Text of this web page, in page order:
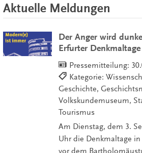
Aktuelle Meldungen
Der Anger wird
Erfurter
Pressemitteilung:
Kategorie:
Geschichte,
Volkskundemuseum,
Tourismus
Am Dienstag, dem 3.
Uhr die Denkmaltage
vor dem